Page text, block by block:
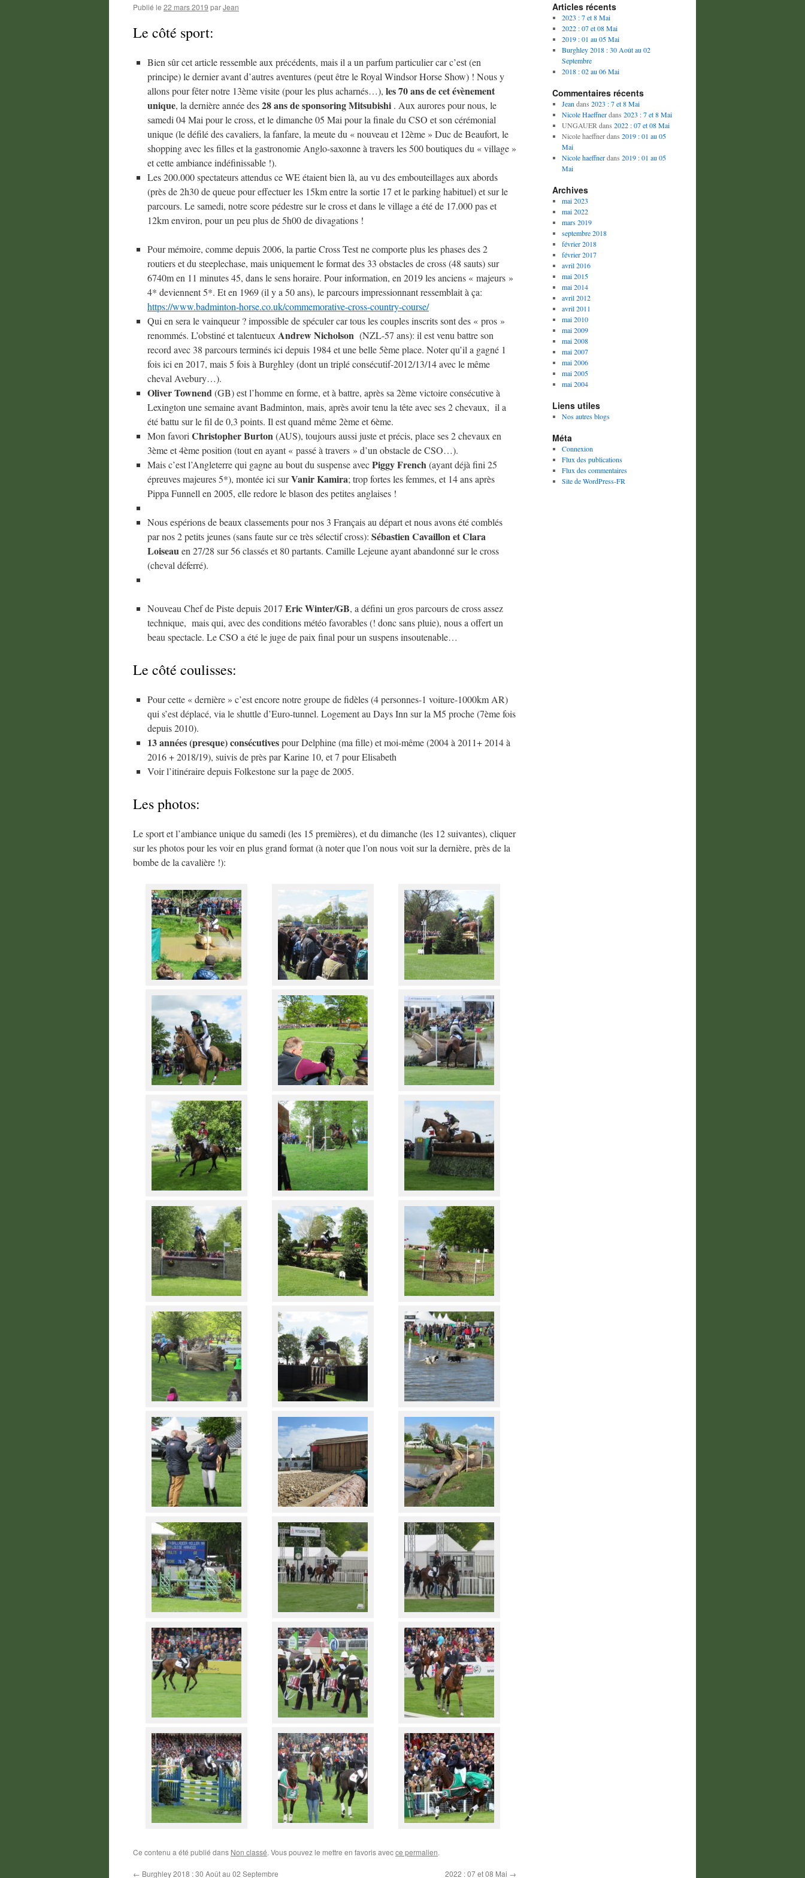
Publié le 22 mars 2019 parJean
Le côté sport:
Bien sûr cet article ressemble aux précédents, mais il a un parfum particulier car c’est (en
principe) le dernier avant d’autres aventures (peut être le Royal Windsor Horse Show) ! Nous y
allons pour fêter notre 13ème visite (pour les plus acharnés…), les 70 ans de cet évènement
unique, la dernière année des28 ans de sponsoring Mitsubishi . Aux aurores pour nous, le
samedi 04 Mai pour le cross, et le dimanche 05 Mai pour la finale du CSO et son cérémonial
unique (le défilé des cavaliers, la fanfare, la meute du « nouveau et 12ème » Duc de Beaufort, le
shopping avec les filles et la gastronomie Anglo-saxonne à travers les 500 boutiques du « village »
et cette ambiance indéfinissable !).
Les 200.000 spectateurs attendus ce WE étaient bien là, au vu des embouteillages aux abords
(près de 2h30 de queue pour effectuer les 15km entre la sortie 17 et le parking habituel) et sur le
parcours. Le samedi, notre score pédestre sur le cross et dans le village a été de 17.000 pas et
12km environ, pour un peu plus de 5h00 de divagations !
Pour mémoire, comme depuis 2006, la partie Cross Test ne comporte plus les phases des 2
routiers et du steeplechase, mais uniquement le format des 33 obstacles de cross (48 sauts) sur
6740m en 11 minutes 45, dans le sens horaire. Pour information, en 2019 les anciens « majeurs »
4* deviennent 5*. Et en 1969 (il y a 50 ans), le parcours impressionnant ressemblait à ça:
https://www.badminton-horse.co.uk/commemorative-cross-country-course/
Qui en sera le vainqueur ? impossible de spéculer car tous les couples inscrits sont des « pros »
renommés. L’obstiné et talentueux Andrew Nicholson (NZL-57 ans): il est venu battre son
record avec 38 parcours terminés ici depuis 1984 et une belle 5ème place. Noter qu’il a gagné 1
fois ici en 2017, mais 5 fois à Burghley (dont un triplé consécutif-2012/13/14 avec le même
cheval Avebury…).
Oliver Townend(GB) est l’homme en forme, et à battre, après sa 2ème victoire consécutive à
Lexington une semaine avant Badminton, mais, après avoir tenu la tête avec ses 2 chevaux, il a
été battu sur le fil de 0,3 points. Il est quand même 2ème et 6ème.
Mon favori Christopher Burton(AUS), toujours aussi juste et précis, place ses 2 chevaux en
3ème et 4ème position (tout en ayant « passé à travers » d’un obstacle de CSO…).
Mais c’est l’Angleterre qui gagne au bout du suspense avecPiggy French(ayant déjà fini 25
épreuves majeures 5*), montée ici surVanir Kamira; trop fortes les femmes, et 14 ans après
Pippa Funnell en 2005, elle redore le blason des petites anglaises !
Nous espérions de beaux classements pour nos 3 Français au départ et nous avons été comblés
par nos 2 petits jeunes (sans faute sur ce très sélectif cross): Sébastien Cavaillon et Clara
Loiseauen 27/28 sur 56 classés et 80 partants. Camille Lejeune ayant abandonné sur le cross
(cheval déferré).
Nouveau Chef de Piste depuis 2017 Eric Winter/GB, a défini un gros parcours de cross assez
technique, mais qui, avec des conditions météo favorables (! donc sans pluie), nous a offert un
beau spectacle. Le CSO a été le juge de paix final pour un suspens insoutenable…
Le côté coulisses:
Pour cette « dernière » c’est encore notre groupe de fidèles (4 personnes-1 voiture-1000km AR)
qui s’est déplacé, via le shuttle d’Euro-tunnel. Logement au Days Inn sur la M5 proche (7ème fois
depuis 2010).
13 années (presque) consécutivespour Delphine (ma fille) et moi-même (2004 à 2011+ 2014 à
2016 + 2018/19), suivis de près par Karine 10, et 7 pour Elisabeth
Voir l’itinéraire depuis Folkestone sur la page de 2005.
Les photos:
Le sport et l’ambiance unique du samedi (les 15 premières), et du dimanche (les 12 suivantes), cliquer
sur les photos pour les voir en plus grand format (à noter que l’on nous voit sur la dernière, près de la
bombe de la cavalière !):
Ce contenu a été publié dans Non classé. Vous pouvez le mettre en favoris avecce permalien.
← Burghley 2018 : 30 Août au 02 Septembre 2022 : 07 et 08 Mai →
Articles récents
2023 : 7 et 8 Mai
2022 : 07 et 08 Mai
2019 : 01 au 05 Mai
Burghley 2018 : 30 Août au 02
Septembre
2018 : 02 au 06 Mai
Commentaires récents
Jean dans 2023 : 7 et 8 Mai
Nicole Haeffnerdans 2023 : 7 et 8 Mai
UNGAUER dans 2022 : 07 et 08 Mai
Nicole haeffnerdans 2019 : 01 au 05
Mai
Nicole haeffnerdans 2019 : 01 au 05
Mai
Archives
mai 2023
mai 2022
mars 2019
septembre 2018
février 2018
février 2017
avril 2016
mai 2015
mai 2014
avril 2012
avril 2011
mai 2010
mai 2009
mai 2008
mai 2007
mai 2006
mai 2005
mai 2004
Liens utiles
Nos autres blogs
Méta
Connexion
Flux des publications
Flux des commentaires
Site de WordPress-FR